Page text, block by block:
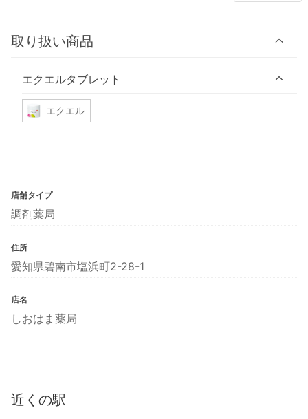
取り扱い商品
エクエルタブレット
エクエル
店舗タイプ
調剤薬局
住所
愛知県碧南市塩浜町2-28-1
店名
しおはま薬局
近くの駅